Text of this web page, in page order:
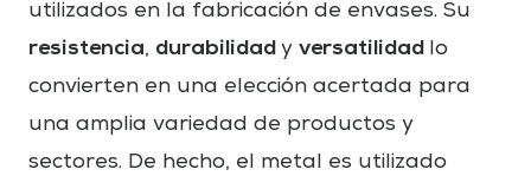
utilizados en la fabricación de envases. Su
resistencia, durabilidad y versatilidad lo
convierten en una elección acertada para
una amplia variedad de productos y
sectores. De hecho, el metal es utilizado